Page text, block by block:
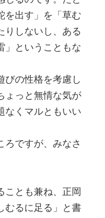
を出す」を「草む
りしないし、ある
」ということもな
びの性格を考慮し
ょっと無情な気が
なくマルともいい
ろですが、みなさ
ことも兼ね、正岡
むるに足る」と書